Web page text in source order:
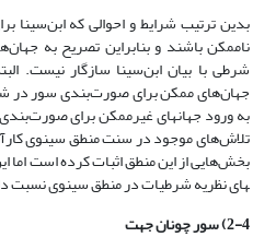
بدین ترتیب شرایط و احوالی که
ناممکن باشند و بنابراین تصریح به
شرطی با بیان ابن‌سینا سازگار نیست.
جهان‌های ممکن برای صورت‌بندی سور در
به ورود جهان­های غیرممکن برای
تلاش‌های موجود در سنت منطق سینوی
های نظریه شرطیات در منطق سینوی نسبت
2-4) سور چونان جهت